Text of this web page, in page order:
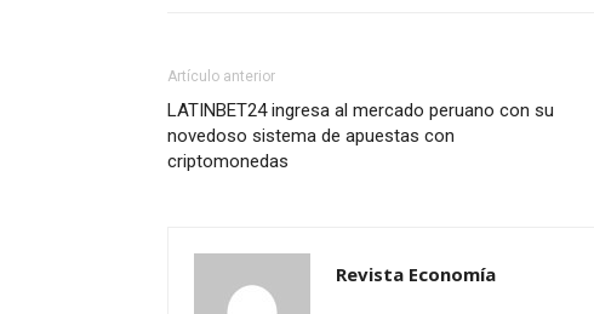
Artículo anterior
LATINBET24 ingresa al mercado peruano con su
novedoso sistema de apuestas con
criptomonedas
Revista Economía